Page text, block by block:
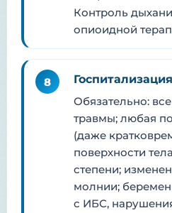
Контроль
опиоидной
8
Госпитализация
Обязательно:
травмы; любая
(даже
поверхности
степени;
молнии;
с ИБС,